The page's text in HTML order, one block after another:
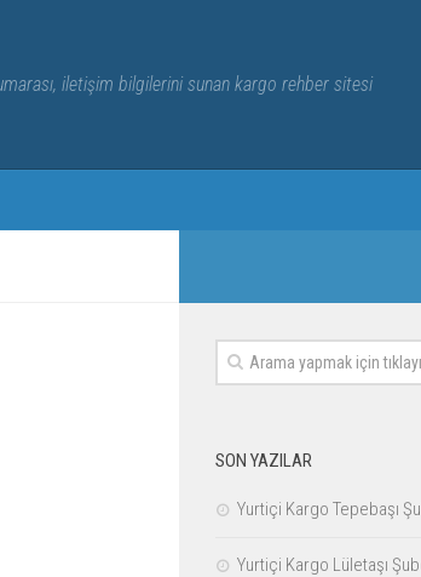
iletişim bilgilerini sunan kargo rehber sitesi
SON YAZILAR
Yurtiçi Kargo Tepebaşı
Yurtiçi Kargo Lületaşı